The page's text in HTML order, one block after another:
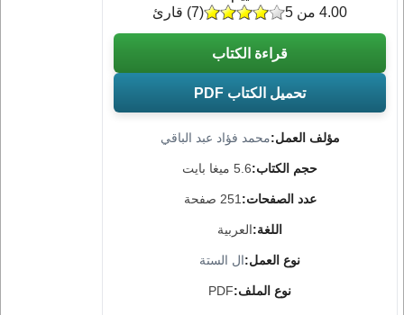
مؤلف العمل:محمد فؤاد عبد الباقي
حجم الكتاب:5.6 ميغا بايت
عدد الصفحات: 251 صفحة
اللغة:العربية
نوع العمل:ال الستة
نوع الملف:PDF
(
7) قارئ 4.00 من 5
قراءة الكتاب
تحميل الكتاب PDF